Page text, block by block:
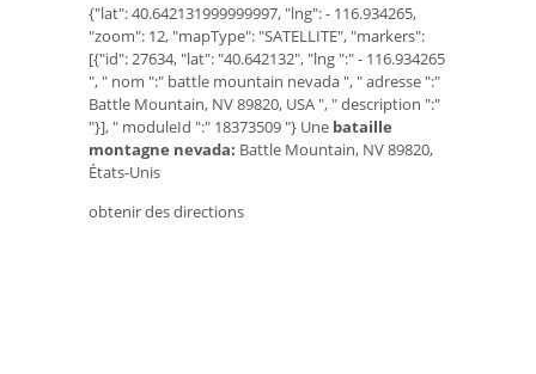
{"lat": 40.642131999999997, "lng": - 116.934265,
"zoom": 12, "mapType": "SATELLITE", "markers":
[{"id": 27634, "lat": "40.642132", "lng ":" - 116.934265
", " nom ":" battle mountain nevada ", " adresse ":"
Battle Mountain, NV 89820, USA ", " description ":"
"}], " moduleId ":" 18373509 "} Une bataille
montagne nevada: Battle Mountain, NV 89820,
États-Unis
obtenir des directions